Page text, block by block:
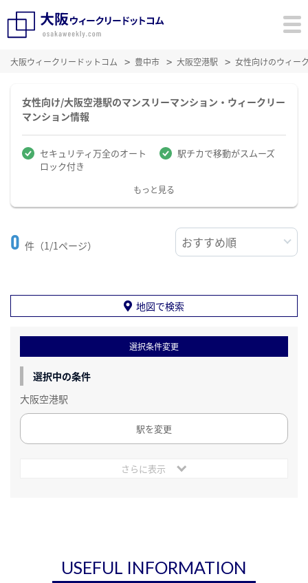
大阪ウィークリードットコム 豊中市 大阪空港駅 女性向けのウィー
女性向け/大阪空港駅のマンスリーマンション・ウィークリー
マンション情報
セキュリティ万全のオート
ロック付き
駅チカで移動がスムーズ
もっと見る
0 件（1/1ページ）
地図で検索
選択条件変更
選択中の条件
大阪空港駅
駅を変更
さらに表示
USEFUL INFORMATION